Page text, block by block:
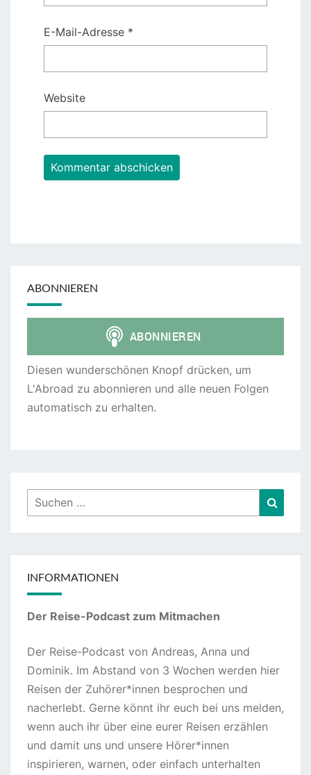
E-Mail-Adresse *
Website
ABONNIEREN
Diesen wunderschönen Knopf drücken, um
L'Abroad zu abonnieren und alle neuen Folgen
automatisch zu erhalten.
Suchen
nach:
INFORMATIONEN
Der Reise-Podcast zum Mitmachen
Der Reise-Podcast von Andreas, Anna und
Dominik. Im Abstand von 3 Wochen werden hier
Reisen der Zuhörer*innen besprochen und
nacherlebt. Gerne könnt ihr euch bei uns melden,
wenn auch ihr über eine eurer Reisen erzählen
und damit uns und unsere Hörer*innen
inspirieren, warnen, oder einfach unterhalten